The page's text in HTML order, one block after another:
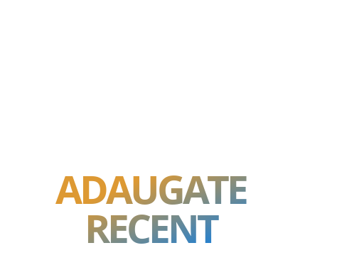
ADAUGATE
RECENT